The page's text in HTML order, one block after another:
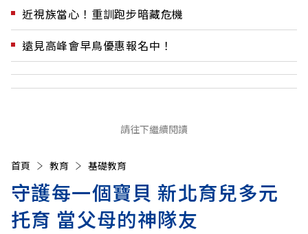
近視族當心！重訓跑步暗藏危機
遠見高峰會早鳥優惠報名中！
請往下繼續閱讀
首頁 教育 基礎教育
守護每一個寶貝 新北育兒多元
托育 當父母的神隊友